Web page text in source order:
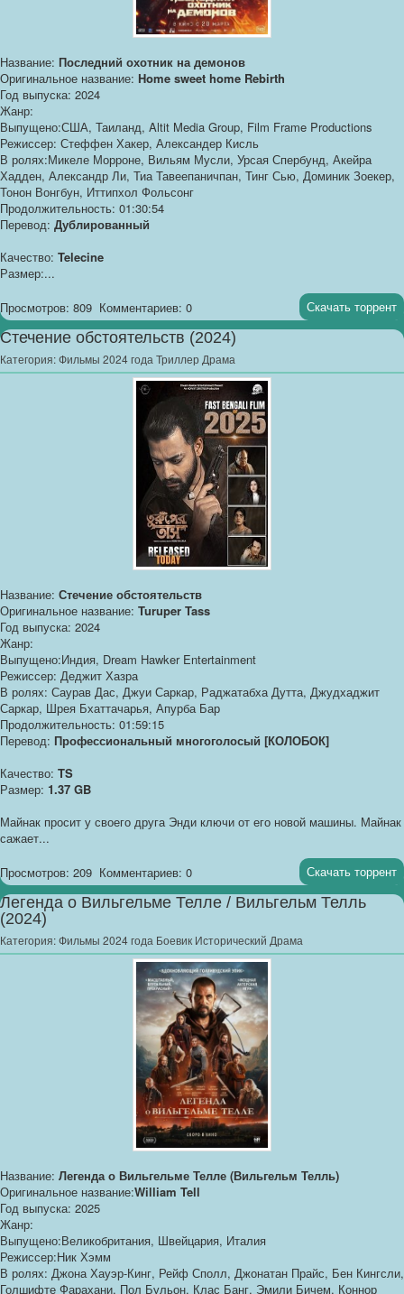
Название: Последний охотник на демонов
Оригинальное название: Home sweet home Rebirth
Год выпуска: 2024
Жанр:
Выпущено:США, Таиланд, Altit Media Group, Film Frame Productions
Режиссер: Стеффен Хакер, Александер Кисль
В ролях:Микеле Морроне, Вильям Мусли, Урсая Спербунд, Акейра
Хадден, Александр Ли, Тиа Тавеепаничпан, Тинг Сью, Доминик Зоекер,
Тонон Вонгбун, Иттипхол Фольсонг
Продолжительность: 01:30:54
Перевод: Дублированный
Качество: Telecine
Размер:...
Просмотров: 809 Комментариев: 0 Скачать торрент
Стечение обстоятельств (2024)
Категория:Фильмы 2024 года Триллер Драма
Название: Стечение обстоятельств
Оригинальное название: Turuper Tass
Год выпуска: 2024
Жанр:
Выпущено:Индия, Dream Hawker Entertainment
Режиссер: Деджит Хазра
В ролях: Саурав Дас, Джуи Саркар, Раджатабха Дутта, Джудхаджит
Саркар, Шрея Бхаттачарья, Апурба Бар
Продолжительность: 01:59:15
Перевод: Профессиональный многоголосый [КОЛОБОК]
Качество: TS
Размер: 1.37 GB
Майнак просит у своего друга Энди ключи от его новой машины. Майнак
сажает...
Просмотров: 209 Комментариев: 0 Скачать торрент
Легенда о Вильгельме Телле / Вильгельм Телль
(2024)
Категория:Фильмы 2024 года Боевик Исторический Драма
Название: Легенда о Вильгельме Телле (Вильгельм Телль)
Оригинальное название:William Tell
Год выпуска: 2025
Жанр:
Выпущено:Великобритания, Швейцария, Италия
Режиссер:Ник Хэмм
В ролях: Джона Хауэр-Кинг, Рейф Сполл, Джонатан Прайс, Бен Кингсли,
Голшифте Фарахани, Пол Бульон, Клас Банг, Эмили Бичем, Коннор